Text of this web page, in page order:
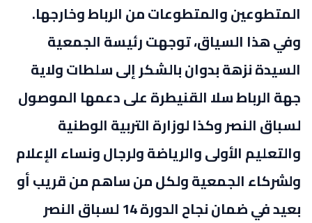
المتطوعين والمتطوعات من الرباط وخارجها.
وفي هذا السياق، توجهت رئيسة الجمعية
السيدة نزهة بدوان بالشكر إلى سلطات ولاية
جهة الرباط سلا القنيطرة على دعمها الموصول
لسباق النصر وكذا لوزارة التربية الوطنية
والتعليم الأولى والرياضة ولرجال ونساء الإعلام
ولشركاء الجمعية ولكل من ساهم من قريب أو
بعيد في ضمان نجاح الدورة 14 لسباق النصر